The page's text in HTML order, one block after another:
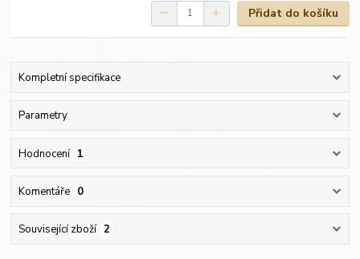
Přidat do košíku
Kompletní specifikace
Parametry
Hodnocení 1
Komentáře 0
Související zboží 2